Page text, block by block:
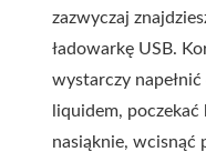
zazwyczaj
ładowarkę USB.
wystarczy
liquidem, poczekać
nasiąknie, wcisnąć